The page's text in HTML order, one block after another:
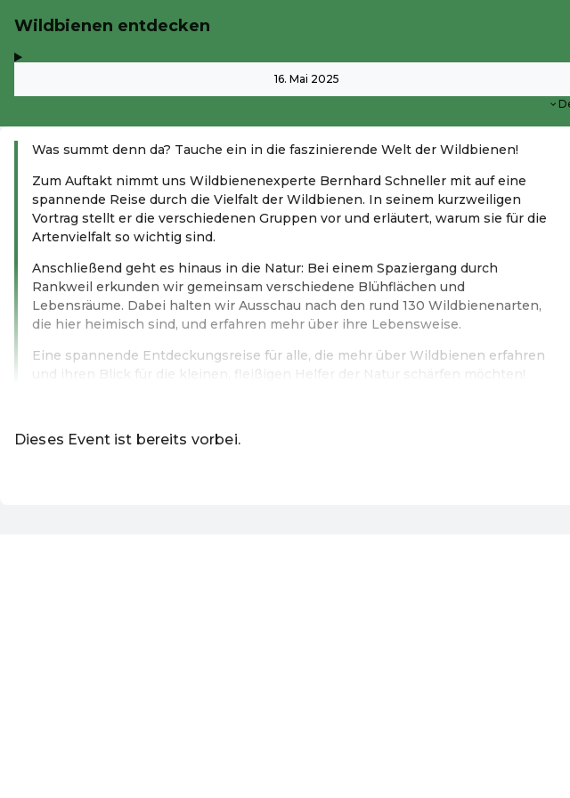
Wildbienen entdecken
16. Mai 2025
Was summt denn da? Tauche ein in die faszinierende Welt der Wildbienen!
Zum Auftakt nimmt uns Wildbienenexperte Bernhard Schneller mit auf eine
spannende Reise durch die Vielfalt der Wildbienen. In seinem kurzweiligen
Vortrag stellt er die verschiedenen Gruppen vor und erläutert, warum sie für die
Artenvielfalt so wichtig sind.
Anschließend geht es hinaus in die Natur: Bei einem Spaziergang durch
Rankweil erkunden wir gemeinsam verschiedene Blühflächen und
Lebensräume. Dabei halten wir Ausschau nach den rund 130 Wildbienenarten,
die hier heimisch sind, und erfahren mehr über ihre Lebensweise.
Eine spannende Entdeckungsreise für alle, die mehr über Wildbienen erfahren
und ihren Blick für die kleinen, fleißigen Helfer der Natur schärfen möchten!
Dieses Event ist bereits vorbei.